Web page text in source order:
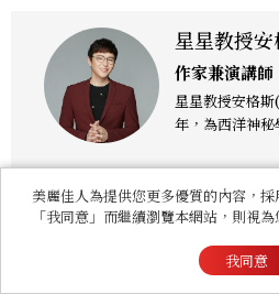
星星教授安
作家兼演講師
星星教授安格
年，為西洋神秘
4年起出書近30
占星星座、塔
彩、血型、潛
格斯的星座元
美麗佳人為提供您更多優質的內容，
「我同意」而繼續瀏覽本網站，則視
我同意